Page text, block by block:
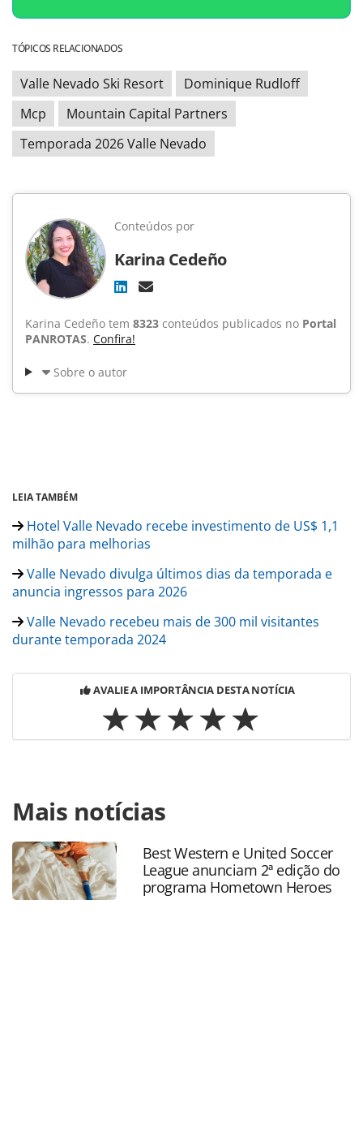
TÓPICOS RELACIONADOS
Valle Nevado Ski Resort
Dominique Rudloff
Mcp
Mountain Capital Partners
Temporada 2026 Valle Nevado
Conteúdos por
Karina Cedeño
Karina Cedeño tem 8323 conteúdos publicados no Portal
PANROTAS. Confira!
Sobre o autor
LEIA TAMBÉM
Hotel Valle Nevado recebe investimento de US$ 1,1
milhão para melhorias
Valle Nevado divulga últimos dias da temporada e
anuncia ingressos para 2026
Valle Nevado recebeu mais de 300 mil visitantes
durante temporada 2024
AVALIE A IMPORTÂNCIA DESTA NOTÍCIA
https://www.panrotas.com.br/hotelaria/mercado/2026/04/
nevado-ski-resort-divulga-novidades-para-a-temporada-
2026-durante-evento-em-sp_228116.html ou as
ferramentas oferecidas na página. Todo o conteúdo
produzido pela PANROTAS Editora é protegido pela
legislação brasileira sobre direito autoral. Não reproduza o
Mais notícias
Best Western e United Soccer
League anunciam 2ª edição do
programa Hometown Heroes